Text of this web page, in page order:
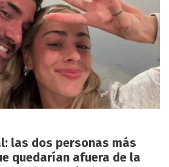
las dos personas más
quedarían afuera de la